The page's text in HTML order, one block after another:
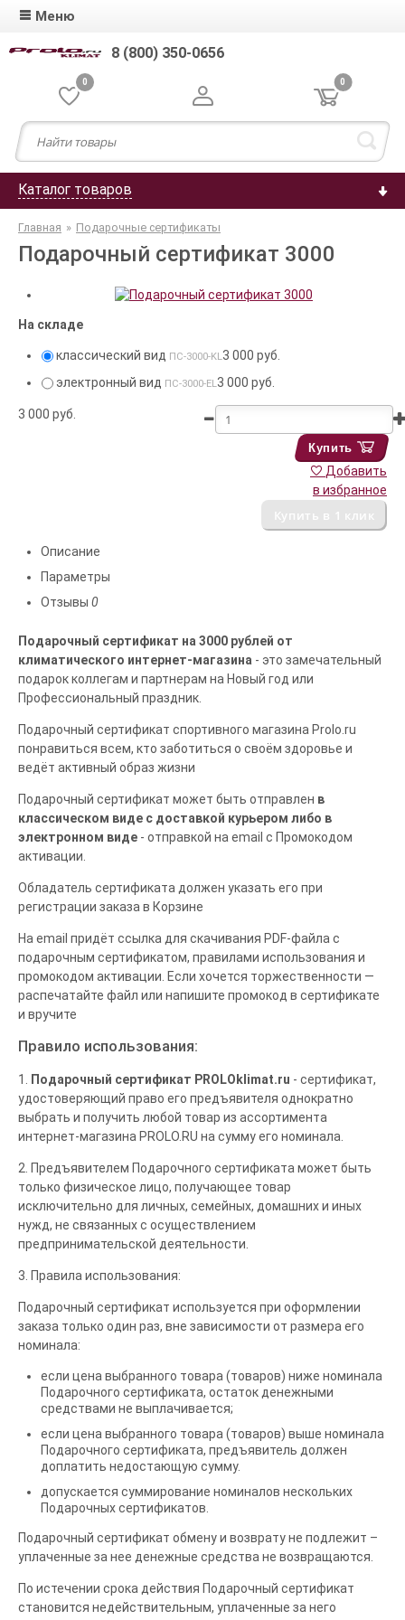
Меню
8 (800) 350-0656
0 0
Каталог товаров
Главная » Подарочные сертификаты
Подарочный сертификат 3000
На складе
классический вид ПС-3000-KL3 000 руб.
электронный вид ПС-3000-EL3 000 руб.
3 000 руб.
Купить
Добавить
в избранное
Описание
Параметры
Отзывы 0
Подарочный сертификат на 3000 рублей от
климатического интернет-магазина - это замечательный
подарок коллегам и партнерам на Новый год или
Профессиональный праздник.
Подарочный сертификат спортивного магазина Prolo.ru
понравиться всем, кто заботиться о своём здоровье и
ведёт активный образ жизни
Подарочный сертификат может быть отправлен в
классическом виде с доставкой курьером либо в
электронном виде - отправкой на email с Промокодом
активации.
Обладатель сертификата должен указать его при
регистрации заказа в Корзине
На email придёт ссылка для скачивания PDF-файла с
подарочным сертификатом, правилами использования и
промокодом активации. Если хочется торжественности —
распечатайте файл или напишите промокод в сертификате
и вручите
Правило использования:
1. Подарочный сертификат PROLOklimat.ru - сертификат,
удостоверяющий право его предъявителя однократно
выбрать и получить любой товар из ассортимента
интернет-магазина PROLO.RU на сумму его номинала.
2. Предъявителем Подарочного сертификата может быть
только физическое лицо, получающее товар
исключительно для личных, семейных, домашних и иных
нужд, не связанных с осуществлением
предпринимательской деятельности.
3. Правила использования:
Подарочный сертификат используется при оформлении
заказа только один раз, вне зависимости от размера его
номинала:
если цена выбранного товара (товаров) ниже номинала
Подарочного сертификата, остаток денежными
средствами не выплачивается;
если цена выбранного товара (товаров) выше номинала
Подарочного сертификата, предъявитель должен
доплатить недостающую сумму.
допускается суммирование номиналов нескольких
Подарочных сертификатов.
Подарочный сертификат обмену и возврату не подлежит –
уплаченные за нее денежные средства не возвращаются.
По истечении срока действия Подарочный сертификат
становится недействительным, уплаченные за него